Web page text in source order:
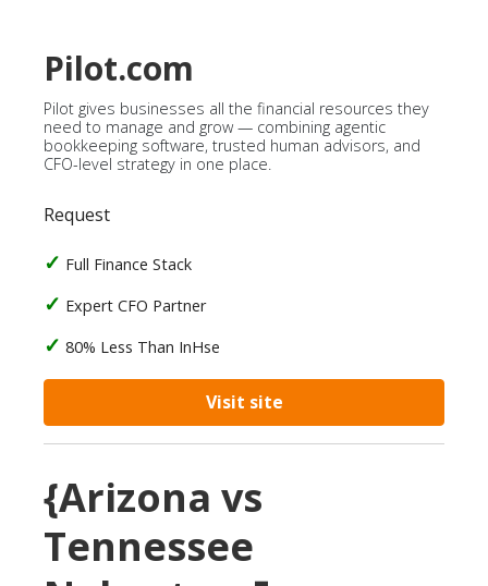
Pilot.com
Pilot gives businesses all the financial resources they
need to manage and grow — combining agentic
bookkeeping software, trusted human advisors, and
CFO-level strategy in one place.
Request
Full Finance Stack
Expert CFO Partner
80% Less Than InHse
Visit site
{Arizona vs
Tennessee